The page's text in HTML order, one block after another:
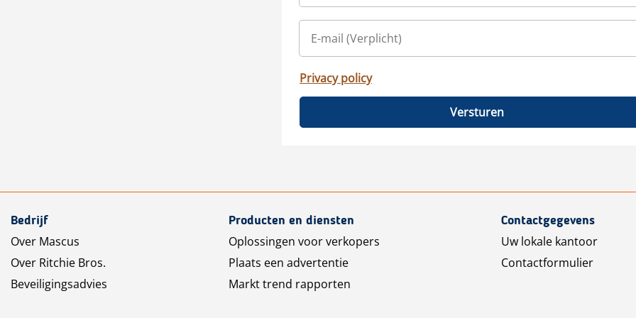
Privacy policy
Versturen
Bedrijf
Over Mascus
Over Ritchie Bros.
Beveiligingsadvies
Producten en diensten
Oplossingen voor verkopers
Plaats een advertentie
Markt trend rapporten
Contactgegevens
Uw lokale kantoor
Contactformulier